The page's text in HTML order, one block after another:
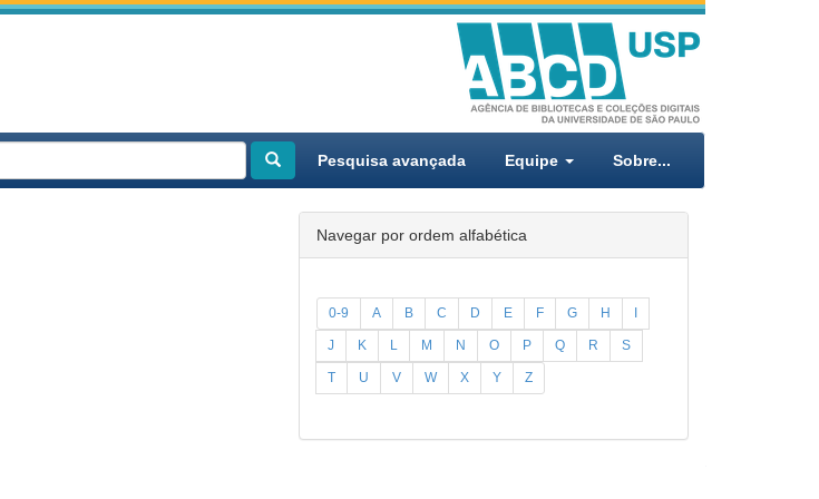
Pesquisa avançada Equipe Sobre...
Navegar por ordem alfabética
0-9 A B C D E F G H I
J K L M N O P Q R S
T U V W X Y Z